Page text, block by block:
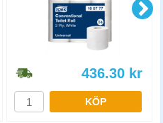
436.30 kr
KÖP